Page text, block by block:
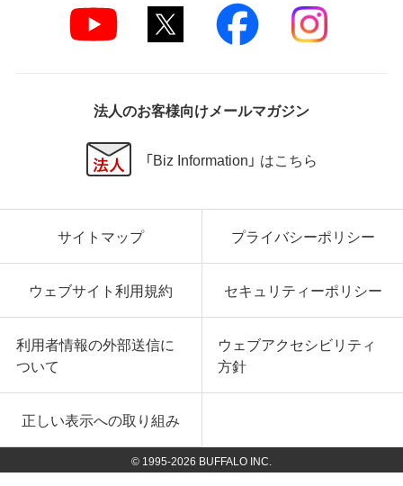
法人のお客様向けメールマガジン
「Biz Information」 はこちら
サイトマップ プライバシーポリシー
ウェブサイト利用規約 セキュリティーポリシー
利用者情報の外部送信に
ついて
ウェブアクセシビリティ
方針
正しい表示への取り組み
© 1995-2026 BUFFALO INC.